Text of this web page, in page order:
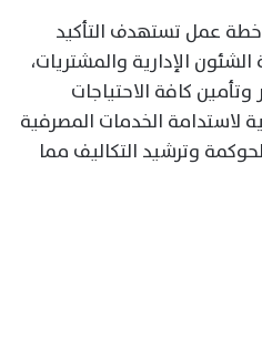
عمل تستهدف التأكيد
الإدارية والمشتريات،
كافة الاحتياجات
لاستدامة الخدمات المصرفية
وترشيد التكاليف مما